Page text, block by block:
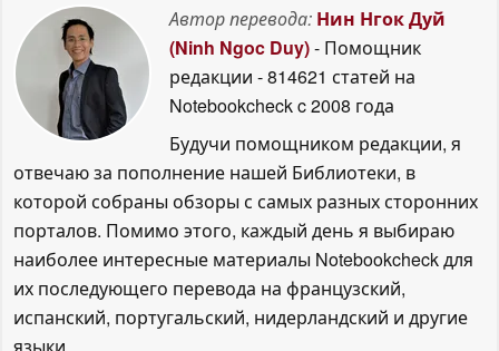
Автор перевода: Нин Нгок Дуй
(Ninh Ngoc Duy)- Помощник
редакции - 814621 статей на
Notebookcheckc 2008 года
Будучи помощником редакции, я
отвечаю за пополнение нашей Библиотеки, в
которой собраны обзоры с самых разных сторонних
порталов. Помимо этого, каждый день я выбираю
наиболее интересные материалы Notebookcheck для
их последующего перевода на французский,
испанский, португальский, нидерландский и другие
языки.